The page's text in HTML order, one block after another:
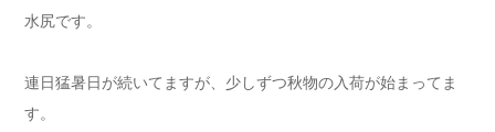
水尻です。
連日猛暑日が続いてますが、少しずつ秋物の入荷が始まってま
す。